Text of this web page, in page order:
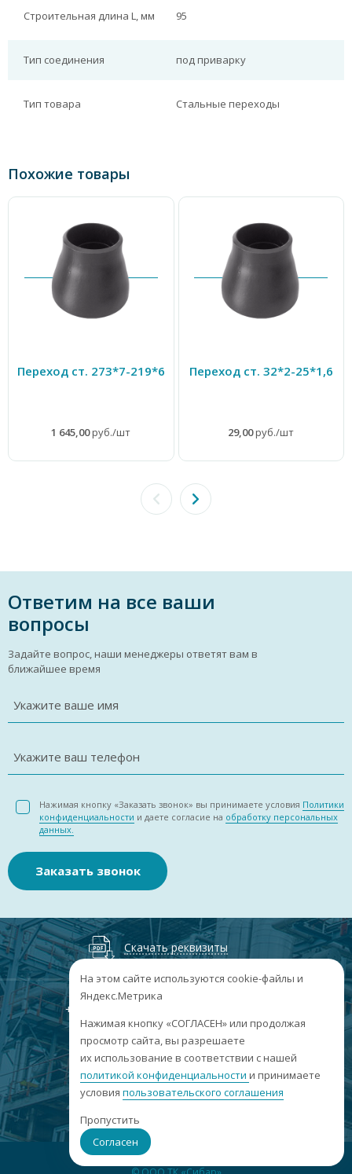
Строительная длина L, мм 95
Тип соединения под приварку
Тип товара Стальные переходы
Похожие товары
Переход ст. 273*7-219*6
1 645,00руб./шт
Переход ст. 32*2-25*1,6
29,00руб./шт
Ответим на все ваши
вопросы
Задайте вопрос, наши менеджеры ответят вам в
ближайшее время
Укажите ваше имя
Укажите ваш телефон
Нажимая кнопку «Заказать звонок» вы принимаете условия Политики
конфиденциальности и даете согласие на обработку персональных
данных.
Заказать звонок
Скачать реквизиты
+7
г. Барнаул, пр. Ленина, 158А, Н1/204
пн-пт: 09:00-17:00
сб-вс: выходные
info@sibar22.ru
На этом сайте используются cookie-файлы и
Яндекс.Метрика
Нажимая кнопку «СОГЛАСЕН» или продолжая
просмотр сайта, вы разрешаете
их использование в соответствии с нашей
политикой конфиденциальности и принимаете
условия пользовательского соглашения
Пропустить
Согласен